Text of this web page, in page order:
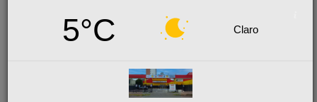
5°C Claro
10X10CM